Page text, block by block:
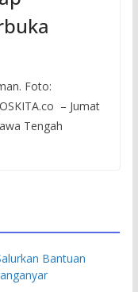
Foto:
– Jumat
Tengah
Bantuan